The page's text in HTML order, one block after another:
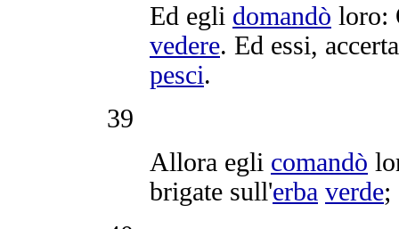
Ed egli domandò loro:
vedere. Ed essi,
pesci.
39
Allora egli comandò
brigate sull'erba verde;